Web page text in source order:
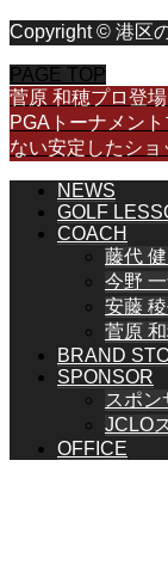
Copyright © 港区
PAGE TOP
菅原 和穂プロ登場
PGAトーナメン
ない安定したショ
NEWS
GOLF
COACH
藤代
今野
安藤
菅原
BRAND
SPONSOR
スポン
JCLO
OFFICE